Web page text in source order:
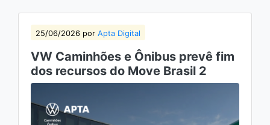
25/06/2026 por Apta Digital
VW Caminhões e Ônibus prevê fim
dos recursos do Move Brasil 2